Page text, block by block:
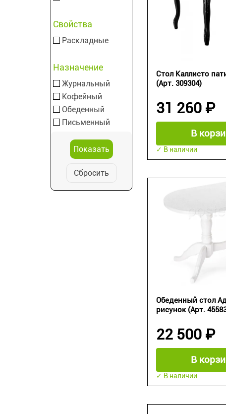
Свойства
Раскладные
Назначение
Журнальный
Кофейный
Обеденный
Письменный
Сбросить
Стол Каллисто
(Арт. 309304)
31 260 ₽
В
✓ В наличии
Обеденный стол
рисунок (Арт.
22 500 ₽
В
✓ В наличии